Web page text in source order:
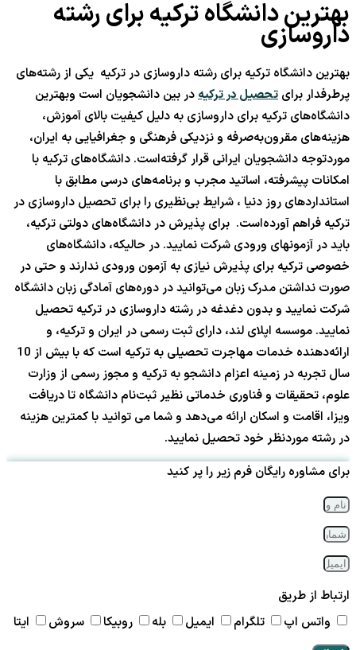
بهترین دانشگاه ترکیه برای رشته
داروسازی
بهترین دانشگاه ترکیه برای رشته داروسازی در ترکیه یکی از رشته‌های
پرطرفدار برای تحصیل در ترکیهدر بین دانشجویان است وبهترین
دانشگاه‌های ترکیه برای داروسازی به دلیل کیفیت بالای آموزش،
هزینه‌های مقرون‌به‌صرفه و نزدیکی فرهنگی و جغرافیایی به ایران،
موردتوجه دانشجویان ایرانی قرار گرفته‌است. دانشگاه‌های ترکیه با
امکانات پیشرفته، اساتید مجرب و برنامه‌های درسی مطابق با
استانداردهای روز دنیا ، شرایط بی‌نظیری را برای تحصیل داروسازی در
ترکیه فراهم آورده‌است. برای پذیرش در دانشگاه‌های دولتی ترکیه،
باید در آزمونهای ورودی شرکت نمایید. در حالیکه، دانشگاه‌های
خصوصی ترکیه برای پذیرش نیازی به آزمون ورودی ندارند و حتی در
صورت نداشتن مدرک زبان می‌توانید در دوره‌های آمادگی زبان دانشگاه
شرکت نمایید و بدون دغدغه در رشته داروسازی در ترکیه تحصیل
نمایید. موسسه اپلای لند، دارای ثبت رسمی در ایران و ترکیه، و
ارائه‌دهنده خدمات مهاجرت تحصیلی به ترکیه است که با بیش از 10
سال تجربه در زمینه اعزام دانشجو به ترکیه و مجوز رسمی از وزارت
علوم، تحقیقات و فناوری خدماتی نظیر ثبت‌نام دانشگاه تا دریافت
ویزا، اقامت و اسکان ارائه می‌دهد و شما می توانید با کمترین هزینه
در رشته موردنظر خود تحصیل نمایید.
برای مشاوره رایگان فرم زیر را پر کنید
ارتباط از طریق
واتس اپ
تلگرام ایمیل بله روبیکا سروش ایتا